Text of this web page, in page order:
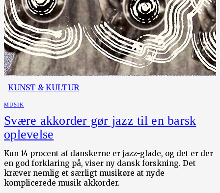
KUNST & KULTUR
MUSIK
Svære akkorder gør jazz til en barsk
oplevelse
Kun 14 procent af danskerne er jazz-glade, og det er der
en god forklaring på, viser ny dansk forskning. Det
kræver nemlig et særligt musikøre at nyde
komplicerede musik-akkorder.